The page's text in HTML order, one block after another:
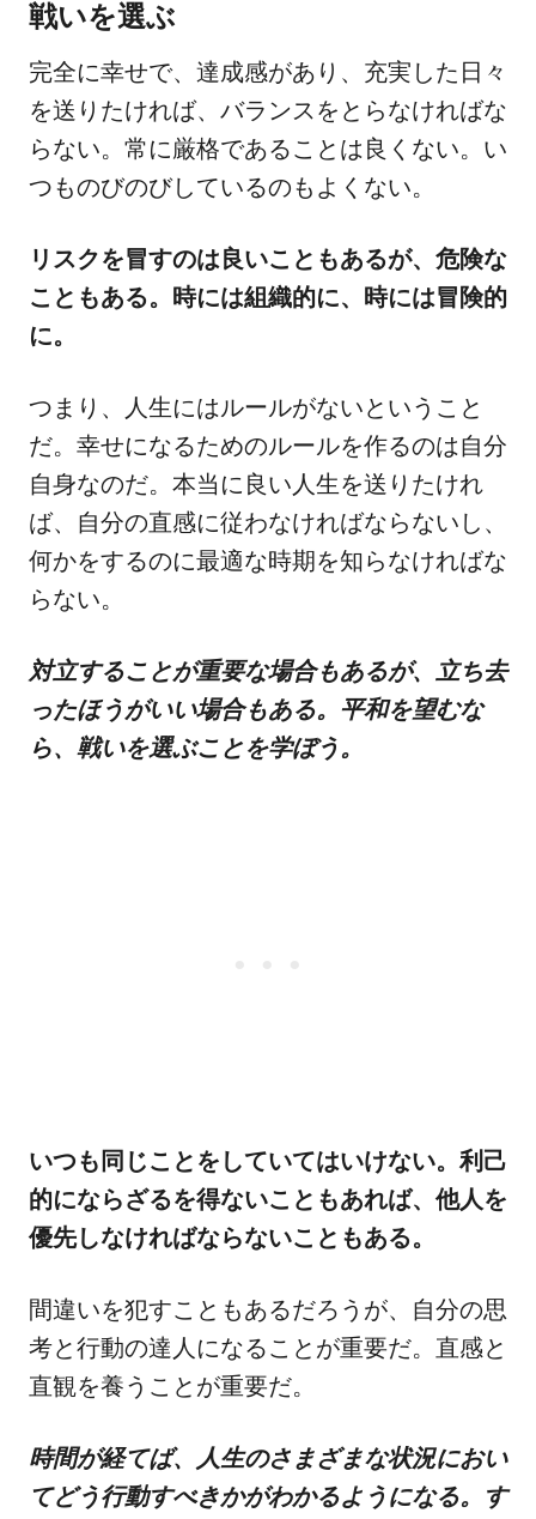
戦いを選ぶ
完全に幸せで、達成感があり、充実した日々
を送りたければ、バランスをとらなければな
らない。常に厳格であることは良くない。い
つものびのびしているのもよくない。
リスクを冒すのは良いこともあるが、危険な
こともある。時には組織的に、時には冒険的
に。
つまり、人生にはルールがないということ
だ。幸せになるためのルールを作るのは自分
自身なのだ。本当に良い人生を送りたけれ
ば、自分の直感に従わなければならないし、
何かをするのに最適な時期を知らなければな
らない。
対立することが重要な場合もあるが、立ち去
ったほうがいい場合もある。平和を望むな
ら、戦いを選ぶことを学ぼう。
いつも同じことをしていてはいけない。利己
的にならざるを得ないこともあれば、他人を
優先しなければならないこともある。
間違いを犯すこともあるだろうが、自分の思
考と行動の達人になることが重要だ。直感と
直観を養うことが重要だ。
時間が経てば、人生のさまざまな状況におい
てどう行動すべきかがわかるようになる。す